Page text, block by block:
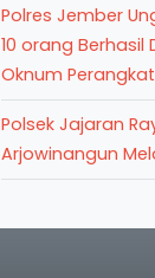
Polres Jember
10 orang
Oknum
Polsek Jajaran
Arjowinangun